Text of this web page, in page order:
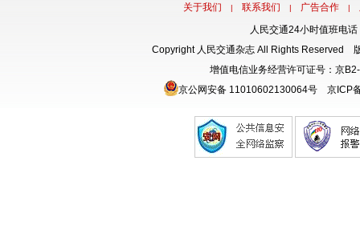
关于我们 | 联系我们 | 广告合作 |
人民交通24小时值班电
Copyright 人民交通杂志 All Rights Reserved
增值电信业务经营许可证号：京
京公网安备 11010602130064号
京ICP